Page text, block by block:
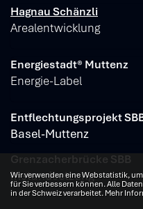
Verschiedene
Hagnau Schänzli
Arealentwicklung
Energiestadt® Muttenz
Energie-Label
Entflechtungsprojekt
Basel-Muttenz
Grenzacherbrücke SBB
Instandsetzung
Webstatistik
Wir verwenden eine Webstatistik,
für Sie verbessern können. Alle
in der Schweiz verarbeitet. Mehr